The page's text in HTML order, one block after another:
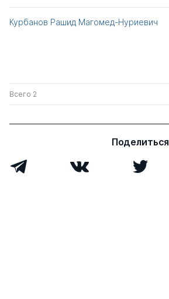
Курбанов Рашид Магомед-Нуриевич
Всего 2
Поделиться